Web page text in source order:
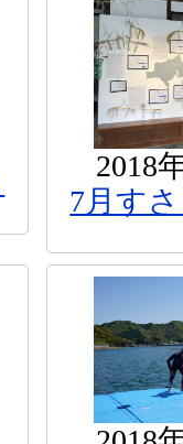
2018
7月す